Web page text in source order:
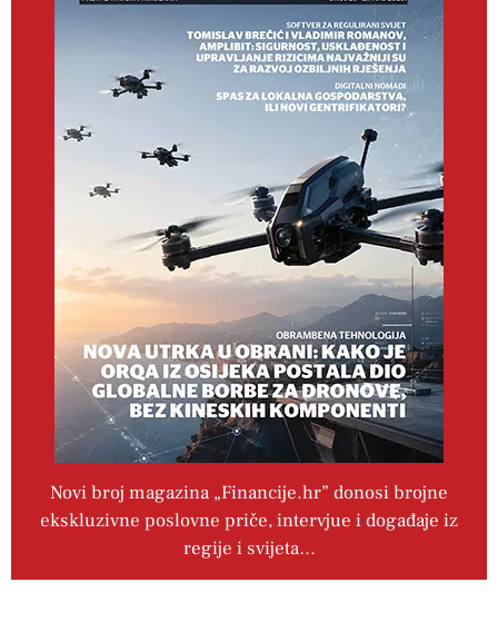
Novi broj magazina „Financije.hr” donosi brojne
ekskluzivne poslovne priče, intervjue i događaje iz
regije i svijeta…